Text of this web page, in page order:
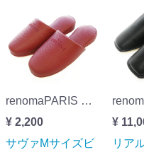
renomaPARIS レノマ・パリス サヴァMサイズビニールスリッパ
¥ 2,200
サヴァMサイズビ
¥
リア